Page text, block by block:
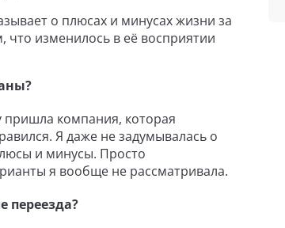
о плюсах и минусах жизни за
что изменилось в её восприятии
компания, которая
Я даже не задумывалась о
и минусы. Просто
я вообще не рассматривала.
переезда?